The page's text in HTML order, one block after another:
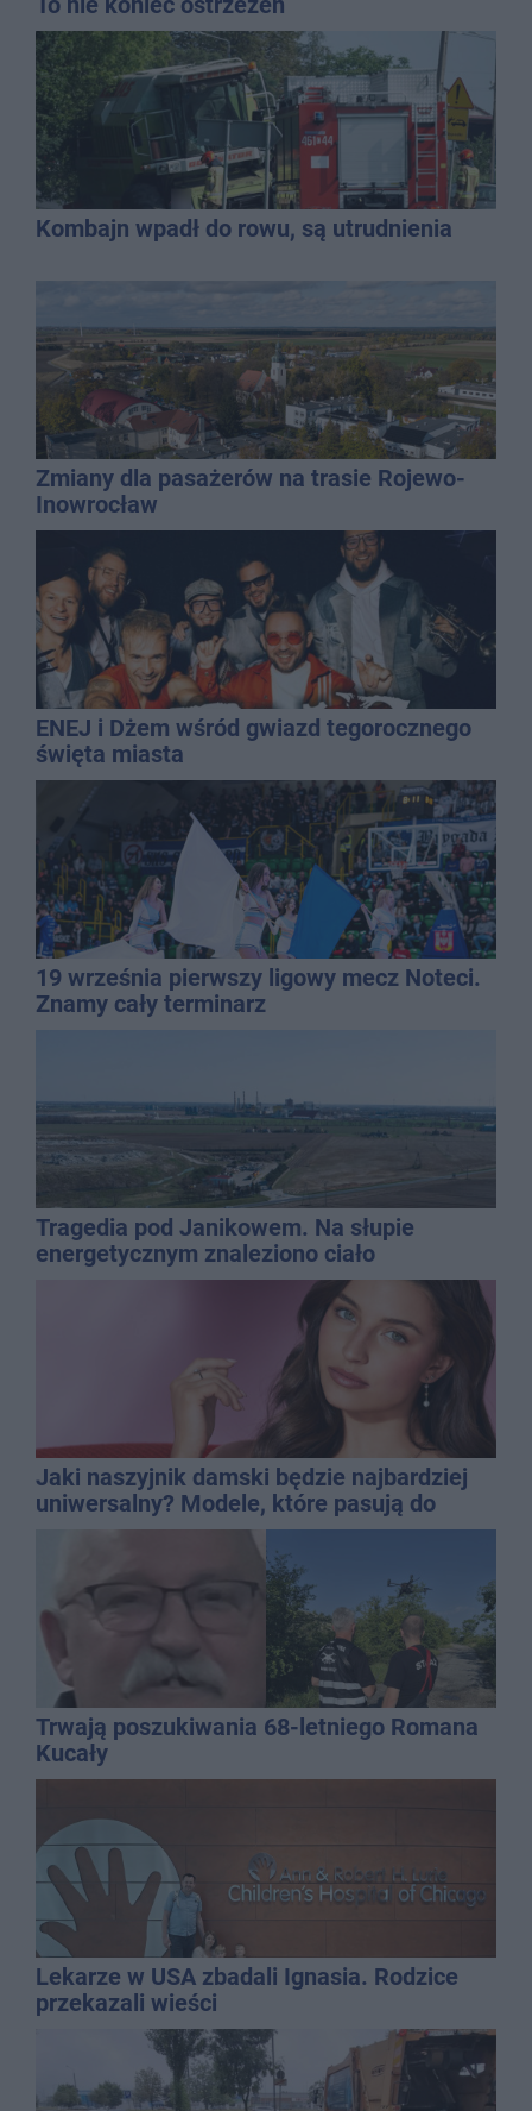
Kombajn wpadł do rowu, są utrudnienia
Zmiany dla pasażerów na trasie Rojewo-
Inowrocław
ENEJ i Dżem wśród gwiazd tegorocznego
święta miasta
19 września pierwszy ligowy mecz Noteci.
Znamy cały terminarz
Tragedia pod Janikowem. Na słupie
energetycznym znaleziono ciało
Jaki naszyjnik damski będzie najbardziej
uniwersalny? Modele, które pasują do
wielu stylizacji
Trwają poszukiwania 68-letniego Romana
Kucały
Lekarze w USA zbadali Ignasia. Rodzice
przekazali wieści